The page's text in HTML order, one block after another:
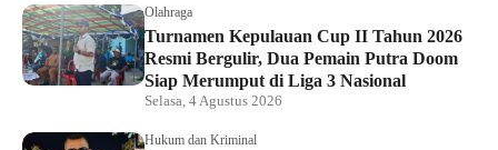
Olahraga
Turnamen Kepulauan Cup II Tahun 2026
Resmi Bergulir, Dua Pemain Putra Doom
Siap Merumput di Liga 3 Nasional
Selasa, 4 Agustus 2026
Hukum dan Kriminal